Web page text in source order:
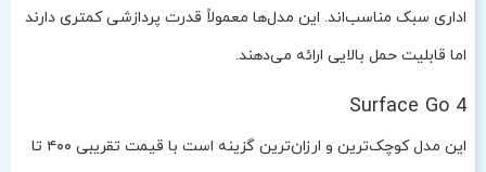
اداری سبک مناسب‌اند. این مدل‌ها معمولاً قدرت پردازشی کمتری دارند
اما قابلیت حمل بالایی ارائه می‌دهند.
Surface Go 4
این مدل کوچک‌ترین و ارزان‌ترین گزینه است با قیمت تقریبی ۴۰۰ تا